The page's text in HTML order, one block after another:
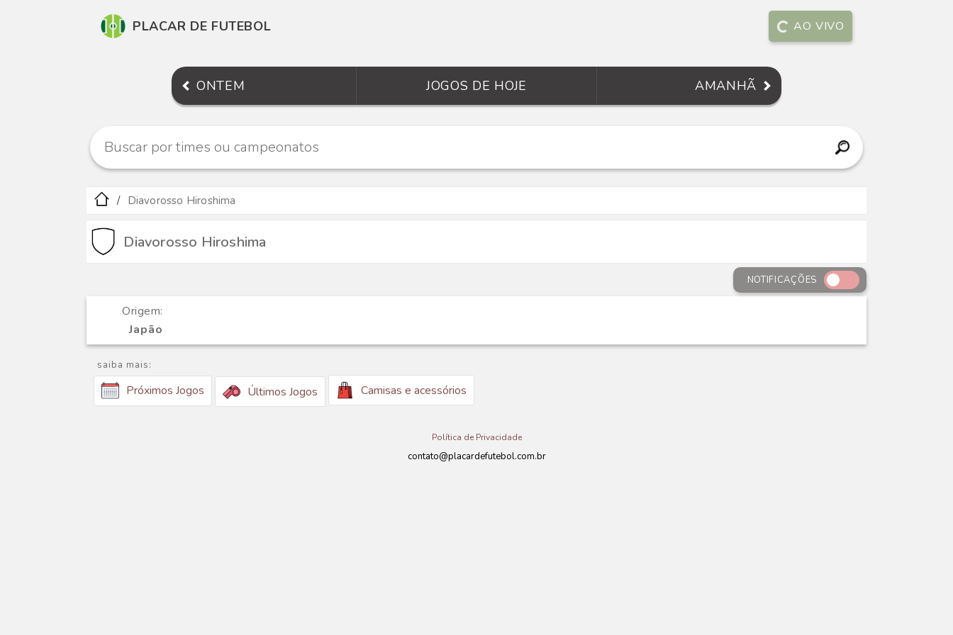
PLACAR DE FUTEBOL AO VIVO
ONTEM JOGOS DE HOJE AMANHÃ
Diavorosso Hiroshima
Diavorosso Hiroshima
NOTIFICAÇÕES
Origem:
Japão
saiba mais:
Próximos Jogos Últimos Jogos Camisas e acessórios
Política de Privacidade
contato@placardefutebol.com.br